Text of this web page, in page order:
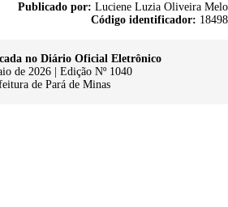
Publicado por: Luciene Luzia Oliveira Melo
Código identificador: 18498
no Diário Oficial Eletrônico
de 2026 | Edição Nº 1040
de Pará de Minas